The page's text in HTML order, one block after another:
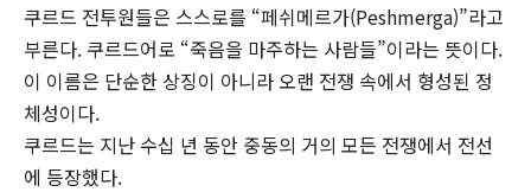
쿠르드 전투원들은 스스로를 “페쉬메르가(Peshmerga)”라고
부른다. 쿠르드어로 “죽음을 마주하는 사람들”이라는 뜻이다.
이 이름은 단순한 상징이 아니라 오랜 전쟁 속에서 형성된 정
체성이다.
쿠르드는 지난 수십 년 동안 중동의 거의 모든 전쟁에서 전선
에 등장했다.